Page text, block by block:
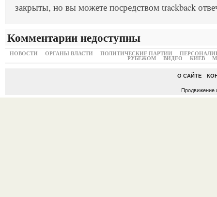
закрыты, но вы можете посредством trackback
Комментарии недоступны
НОВОСТИ ОРГАНЫ ВЛАСТИ ПОЛИТИЧЕСКИЕ ПАРТИИ
РУБЕЖОМ ВИДЕО КИЕВ
О САЙТЕ
Продвижение